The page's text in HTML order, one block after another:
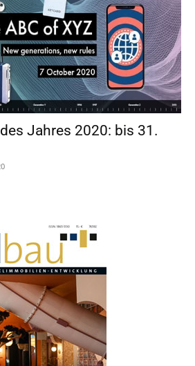
Jahres 2020: bis 31.